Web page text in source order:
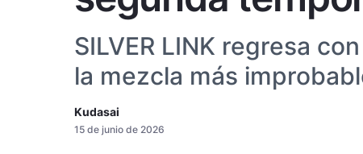
SILVER LINK regresa
la mezcla más
Kudasai
15 de junio de 2026